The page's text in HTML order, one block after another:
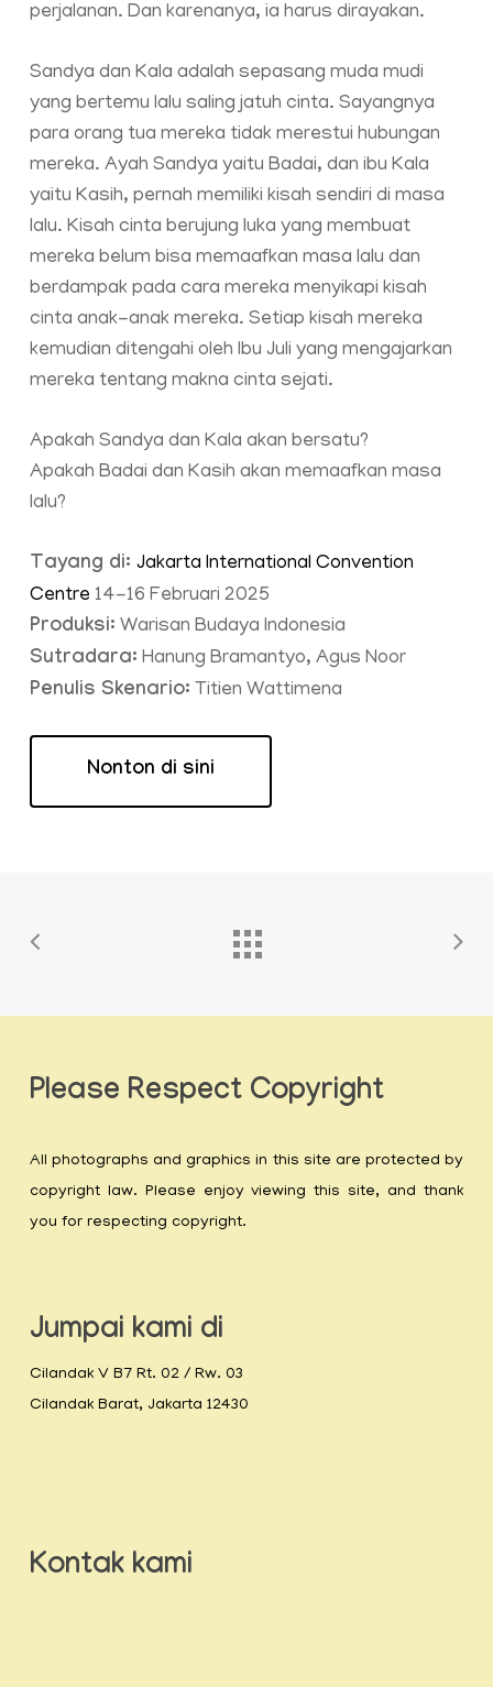
Nonton di sini
perjalanan. Dan karenanya, ia harus dirayakan.
Sandya dan Kala adalah sepasang muda mudi
yang bertemu lalu saling jatuh cinta. Sayangnya
para orang tua mereka tidak merestui hubungan
mereka. Ayah Sandya yaitu Badai, dan ibu Kala
yaitu Kasih, pernah memiliki kisah sendiri di masa
lalu. Kisah cinta berujung luka yang membuat
mereka belum bisa memaafkan masa lalu dan
berdampak pada cara mereka menyikapi kisah
cinta anak-anak mereka. Setiap kisah mereka
kemudian ditengahi oleh Ibu Juli yang mengajarkan
mereka tentang makna cinta sejati.
Apakah Sandya dan Kala akan bersatu?
Apakah Badai dan Kasih akan memaafkan masa
lalu?
Tayang di: Jakarta International Convention
Centre 14-16 Februari 2025
Produksi: Warisan Budaya Indonesia
Sutradara: Hanung Bramantyo, Agus Noor
Penulis Skenario: Titien Wattimena
Please Respect Copyright
All photographs and graphics in this site are protected by
copyright law. Please enjoy viewing this site, and thank
you for respecting copyright.
Jumpai kami di
Cilandak V B7 Rt. 02 / Rw. 03
Cilandak Barat, Jakarta 12430
Kontak kami